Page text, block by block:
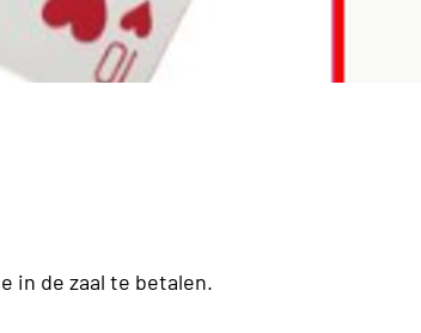
in de zaal te betalen.